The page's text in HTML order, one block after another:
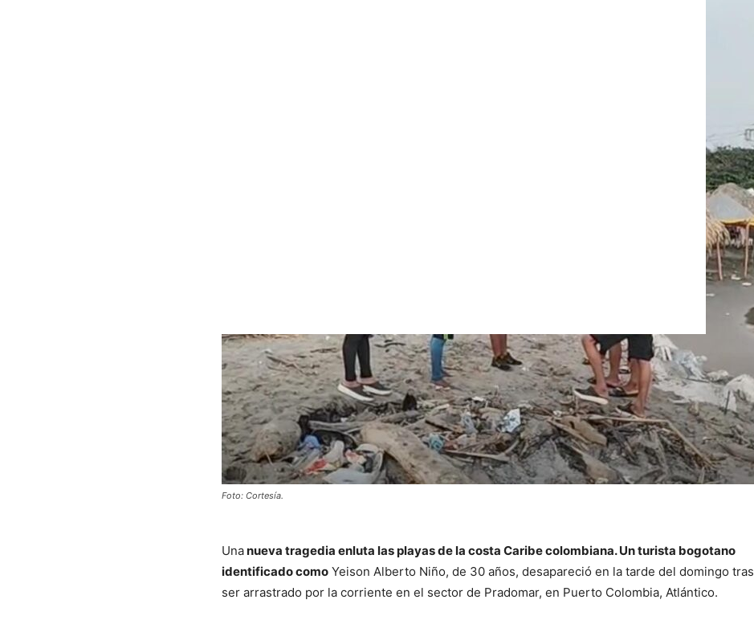
Foto: Cortesía.
Unanueva tragedia enluta las playas de la costa Caribe colombiana. Un turista bogotano
identificado como Yeison Alberto Niño, de 30 años, desapareció en la tarde del domingo tras
ser arrastrado por la corriente en el sector de Pradomar, en Puerto Colombia, Atlántico.